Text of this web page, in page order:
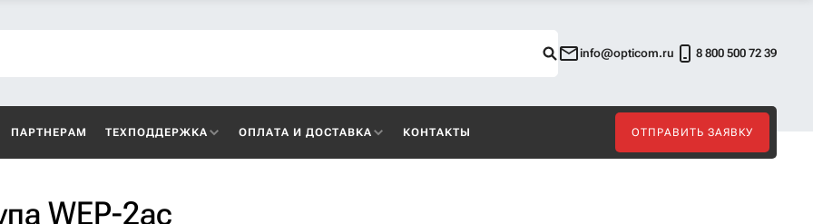
info@opticom.ru 8 800 500 72 39
ПАРТНЕРАМ ТЕХПОДДЕРЖКА ОПЛАТА И ДОСТАВКА КОНТАКТЫ ОТПРАВИТЬ ЗАЯВКУ
WEP-2ac